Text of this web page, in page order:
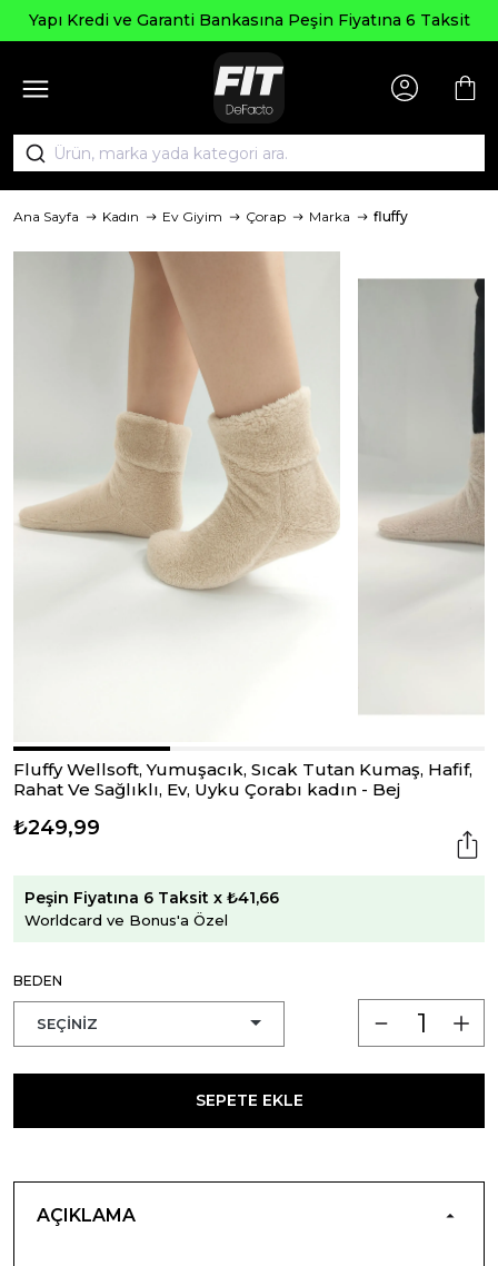
Garanti Bankasına Peşin Fiyatına 6 Taksit
Ana Sayfa Kadın Ev Giyim Çorap Marka fluffy
Fluffy Wellsoft, Yumuşacık, Sıcak Tutan Kumaş, Hafif,
Rahat Ve Sağlıklı, Ev, Uyku Çorabı kadın - Bej
₺249,99
Peşin Fiyatına 6 Taksit x ₺41,66
Worldcard ve Bonus'a Özel
BEDEN
SEPETE EKLE
AÇIKLAMA